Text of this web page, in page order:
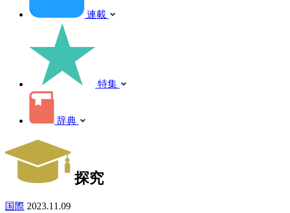
連載
特集
辞典
探究
国際 2023.11.09